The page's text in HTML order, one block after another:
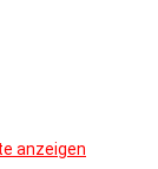
anzeigen